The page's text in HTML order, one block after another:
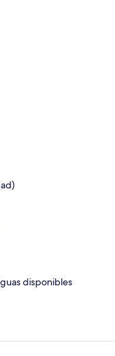
disponibles